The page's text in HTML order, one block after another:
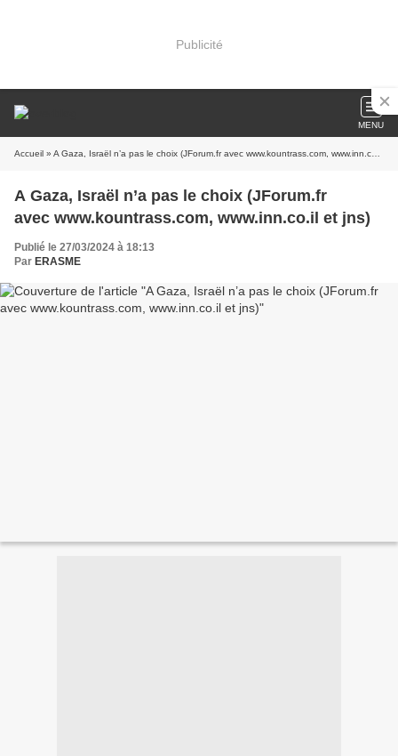
Publicité
MENU
Accueil » A Gaza, Israël n’a pas le choix (JForum.fr avec www.kountrass.com, www.inn.co.il et jns)
A Gaza, Israël n’a pas le choix (JForum.fr
avec www.kountrass.com, www.inn.co.il et jns)
Publié le 27/03/2024 à 18:13
Par ERASME